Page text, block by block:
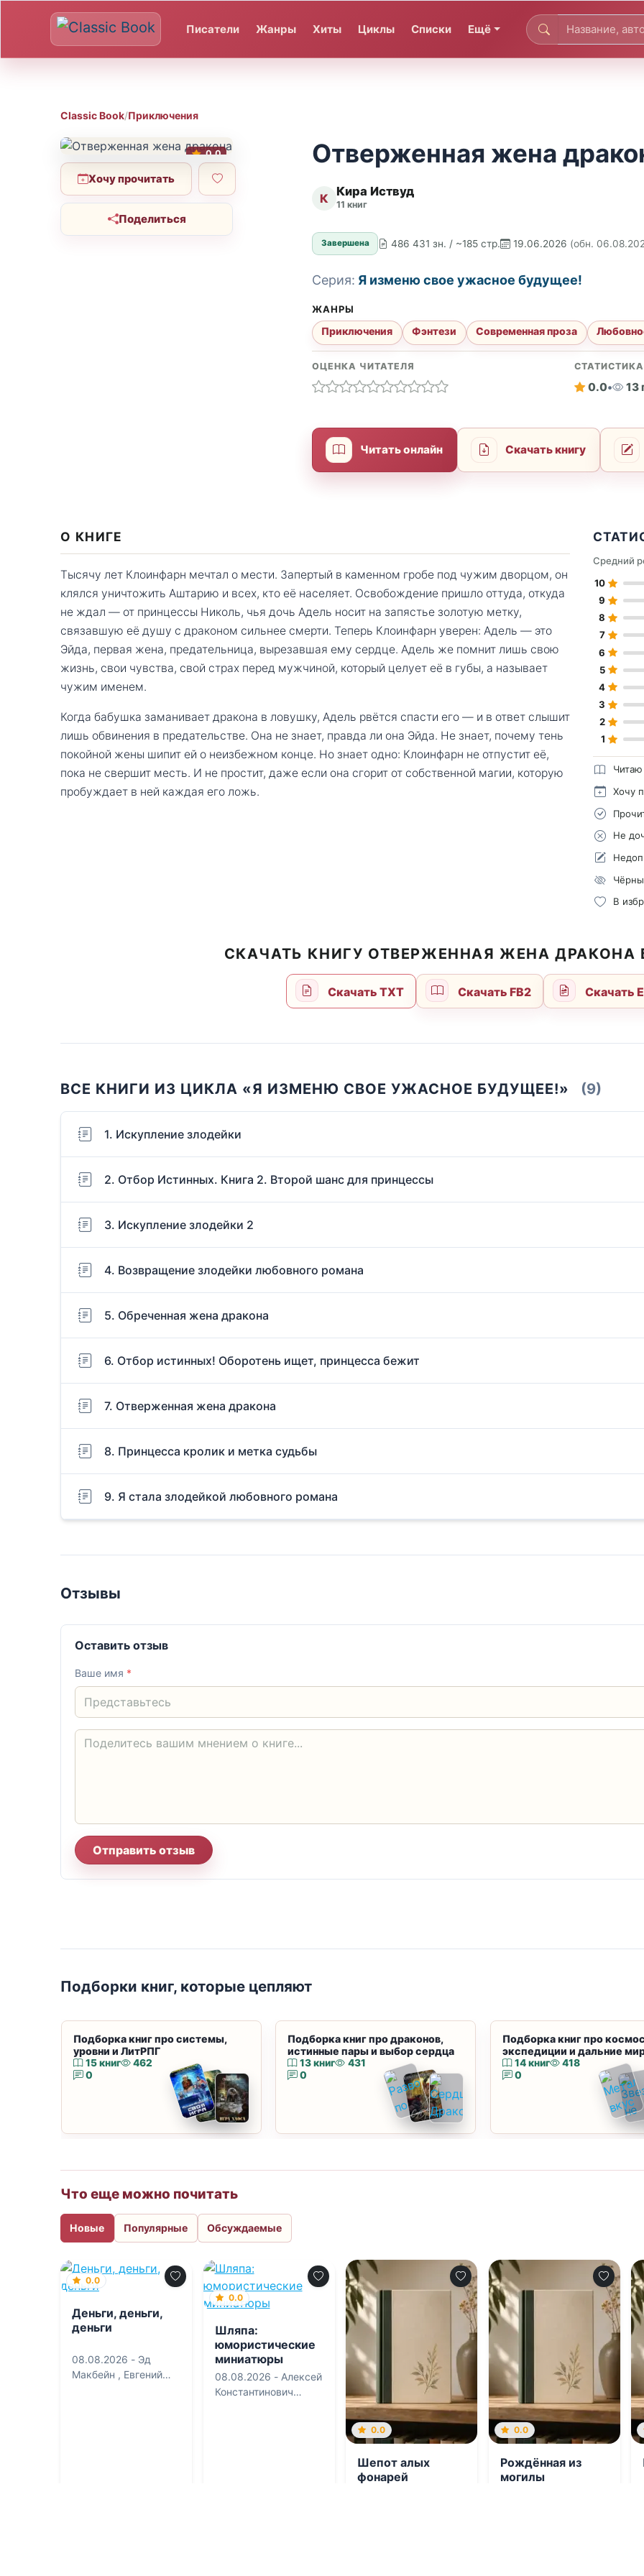
Писатели Жанры Хиты Циклы Списки Ещё
Classic Book/Приключения
0.0
Хочу прочитать
Поделиться
Отверженная жена
К Кира Иствуд
11 книг
Завершена 486 431 зн. / ~185 стр. 19.06.2026 (обн.
Серия: Я изменю свое ужасное будущее!
ЖАНРЫ
Приключения Фэнтези Современная проза
ОЦЕНКА ЧИТАТЕЛЯ СТАТИСТИКА
0.0• 13
Читать онлайн Скачать книгу
О КНИГЕ
Тысячу лет Клоинфарн мечтал о мести. Запертый в каменном гробе под чужим дворцом, он
клялся уничтожить Аштарию и всех, кто её населяет. Освобождение пришло оттуда, откуда
не ждал — от принцессы Николь, чья дочь Адель носит на запястье золотую метку,
связавшую её душу с драконом сильнее смерти. Теперь Клоинфарн уверен: Адель — это
Эйда, первая жена, предательница, вырезавшая ему сердце. Адель же помнит лишь свою
жизнь, свои чувства, свой страх перед мужчиной, который целует её в губы, а называет
чужим именем.
Когда бабушка заманивает дракона в ловушку, Адель рвётся спасти его — и в ответ слышит
лишь обвинения в предательстве. Она не знает, правда ли она Эйда. Не знает, почему тень
покойной жены шипит ей о неизбежном конце. Но знает одно: Клоинфарн не отпустит её,
пока не свершит месть. И не простит, даже если она сгорит от собственной магии, которую
пробуждает в ней каждая его ложь.
Средний
10
9
8
7
6
5
4
3
2
1
Читаю
Хочу
Не
В
СКАЧАТЬ КНИГУ ОТВЕРЖЕННАЯ ЖЕНА ДРАКОНА
Скачать TXT Скачать FB2 Скачать
ВСЕ КНИГИ ИЗ ЦИКЛА «Я ИЗМЕНЮ СВОЕ УЖАСНОЕ БУДУЩЕЕ!» (9)
1. Искупление злодейки
2. Отбор Истинных. Книга 2. Второй шанс для принцессы
3. Искупление злодейки 2
4. Возвращение злодейки любовного романа
5. Обреченная жена дракона
6. Отбор истинных! Оборотень ищет, принцесса бежит
7. Отверженная жена дракона
8. Принцесса кролик и метка судьбы
9. Я стала злодейкой любовного романа
Отзывы
Оставить отзыв
Ваше имя *
Отправить отзыв
Подборки книг, которые цепляют
Подборка книг про системы,
уровни и ЛитРПГ
15 книг
462
0
Подборка книг про драконов,
истинные пары и выбор сердца
13 книг
431
0
Подборка книг про
экспедиции и дальние
14 книг
418
0
Что еще можно почитать
Новые Популярные Обсуждаемые
0.0
Деньги, деньги,
деньги
08.08.2026 - Эд
Макбейн , Евгений
0.0
Шляпа:
юмористические
миниатюры
08.08.2026 - Алексей
Константинович
0.0
Шепот алых
фонарей
0.0
Рождённая из
могилы